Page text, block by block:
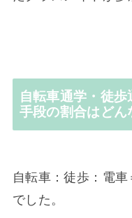
自転車通学・徒
手段の割合はどん
自転車：徒歩：電
でした。